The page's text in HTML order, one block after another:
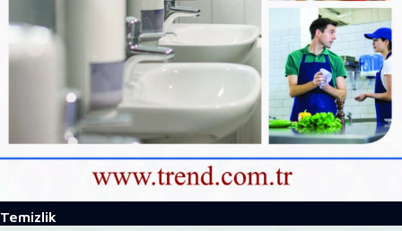
Temizlik